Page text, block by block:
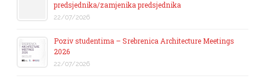
predsjednika/zamjenika predsjednika
22/07/2026
Poziv studentima – Srebrenica Architecture Meetings
2026
22/07/2026